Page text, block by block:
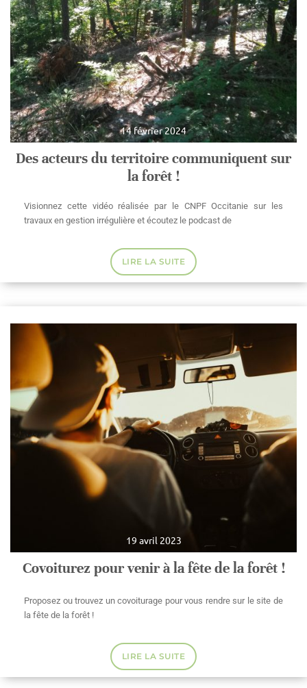
14 février 2024
Des acteurs du territoire communiquent sur
la forêt !
Visionnez cette vidéo réalisée par le CNPF Occitanie sur les
travaux en gestion irrégulière et écoutez le podcast de
LIRE LA SUITE
19 avril 2023
Covoiturez pour venir à la fête de la forêt !
Proposez ou trouvez un covoiturage pour vous rendre sur le site de
la fête de la forêt !
LIRE LA SUITE